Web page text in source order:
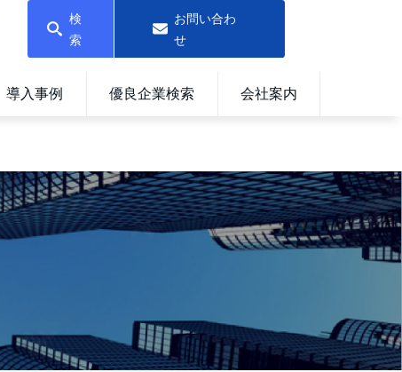
検
索
お問い合わ
せ
導入事例 優良企業検索 会社案内